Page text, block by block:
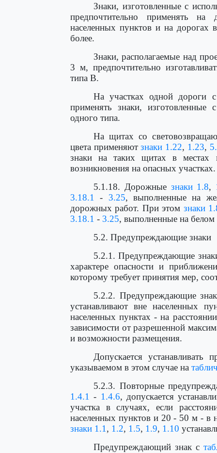
Знаки, изготовленные с
предпочтительно применять
населенных пунктов и на дорогах
более.
Знаки, располагаемые над
3 м, предпочтительно
типа В.
На участках одной дороги
применять знаки, изготовленные
одного типа.
На щитах со
цвета применяют знаки 1.22, 1.23,
знаки на таких щитах в
возникновения на опасных участках.
5.1.18. Дорожные знаки 1.8,
3.18.1
- 3.25, выполненные на
дорожных работ. При этом знаки
3.18.1 - 3.25, выполненные на
5.2. Предупреждающие знаки
5.2.1. Предупреждающие
характере опасности и
которому требует принятия мер,
5.2.2. Предупреждающие
устанавливают вне населенных
населенных пунктах - на
зависимости от разрешенной
и возможности размещения.
Допускается
указываемом в этом случае на
5.2.3. Повторные
1.4.1 - 1.4.6, допускается
участка в случаях, если
населенных пунктов и 20 - 50 м - в
знаки 1.1 , 1.2, 1.5, 1.9, 1.10
Предупреждающий знак с